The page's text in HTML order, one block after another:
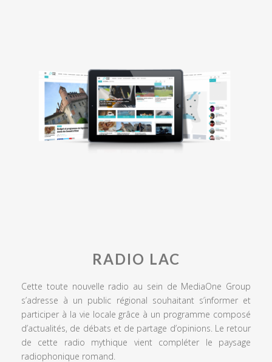
RADIO LAC
Cette toute nouvelle radio au sein de MediaOne Group
s’adresse à un public régional souhaitant s’informer et
participer à la vie locale grâce à un programme composé
d’actualités, de débats et de partage d’opinions. Le retour
de cette radio mythique vient compléter le paysage
radiophonique romand.